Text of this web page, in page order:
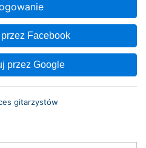
przez Facebook
przez Google
gitarzystów